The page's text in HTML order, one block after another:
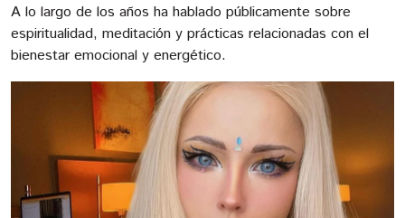
A lo largo de los años ha hablado públicamente sobre
espiritualidad, meditación y prácticas relacionadas con el
bienestar emocional y energético.